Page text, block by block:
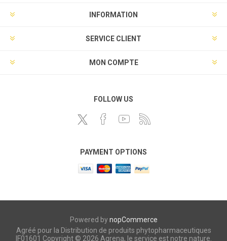
INFORMATION
SERVICE CLIENT
MON COMPTE
FOLLOW US
PAYMENT OPTIONS
Powered bynopCommerce
Agréé pour la Distribution de produits phytopharmaceutiques
IF01601 Copyright © 2026 Agrena, le service est notre nature.